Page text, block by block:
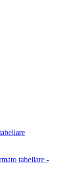
tabellare -